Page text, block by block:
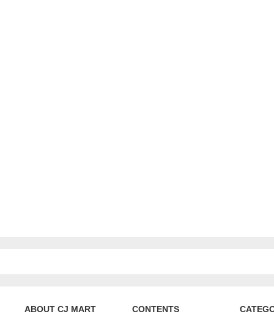
ABOUT CJ MART CONTENTS